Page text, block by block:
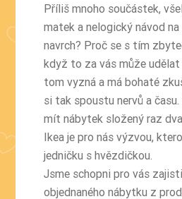
Příliš mnoho součástek,
matek a nelogický návod
navrch? Proč se s tím
když to za vás může udělat
tom vyzná a má bohaté
si tak spoustu nervů a
mít nábytek složený raz dva.
Ikea je pro nás výzvou,
jedničku s hvězdičkou.
Jsme schopni pro vás
objednaného nábytku z